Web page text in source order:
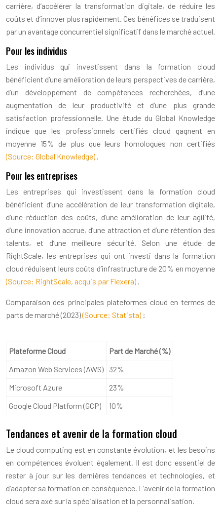
carrière, d’accélérer la transformation digitale, de réduire les
coûts et d’innover plus rapidement. Ces bénéfices se traduisent
par un avantage concurrentiel significatif dans le marché actuel.
Pour les individus
Les individus qui investissent dans la formation cloud
bénéficient d’une amélioration de leurs perspectives de carrière,
d’un développement de compétences recherchées, d’une
augmentation de leur productivité et d’une plus grande
satisfaction professionnelle. Une étude du Global Knowledge
indique que les professionnels certifiés cloud gagnent en
moyenne 15% de plus que leurs homologues non certifiés
(Source: Global Knowledge)
Pour les entreprises
Les entreprises qui investissent dans la formation cloud
bénéficient d’une accélération de leur transformation digitale,
d’une réduction des coûts, d’une amélioration de leur agilité,
d’une innovation accrue, d’une attraction et d’une rétention des
talents, et d’une meilleure sécurité. Selon une étude de
RightScale, les entreprises qui ont investi dans la formation
cloud réduisent leurs coûts d’infrastructure de 20% en moyenne
(Source: RightScale, acquis par Flexera)
Comparaison des principales plateformes cloud en termes de
parts de marché (2023)(Source: Statista) :
Plateforme Cloud
Part de Marché (%)
Amazon Web Services (AWS) 32%
Microsoft Azure
23%
Google Cloud Platform (GCP)
10%
Tendances et avenir de la formation cloud
Le cloud computing est en constante évolution, et les besoins
en compétences évoluent également. Il est donc essentiel de
rester à jour sur les dernières tendances et technologies, et
d’adapter sa formation en conséquence. L’avenir de la formation
cloud sera axé sur la spécialisation et la personnalisation.